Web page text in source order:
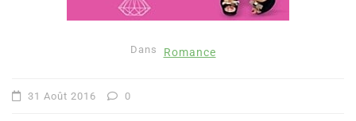
Dans Romance
31 Août 2016 0